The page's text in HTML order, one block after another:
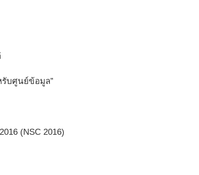
รับศูนย์ข้อมูล”
(NSC 2016)